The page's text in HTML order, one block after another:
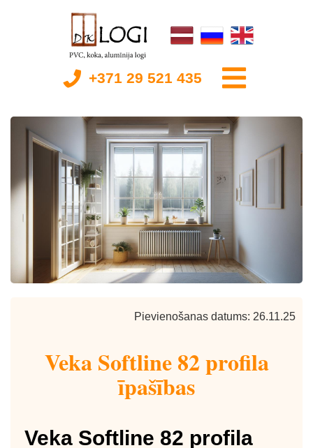
+371 29 521 435
Pievienošanas datums: 26.11.25
Veka Softline 82 profila
īpašības
Veka Softline 82 profila